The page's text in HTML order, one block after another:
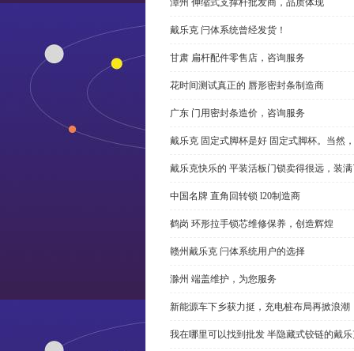
漳州 伸缩式支撑杆批发商，品质体现
戴乐克 闩体系统曾经发货！
甘肃 扁杆配件零售店，咨询服务
花时间测试真正的 唇形密封条制造商
广东 门用密封条造价，咨询服务
戴乐克 固定式脚杯是好 固定式脚杯。当然
戴乐克快乐的 平装活板门锁卖得很远，装
中国名牌 直角回转锁 l20制造商
鹤岗 环形拉手锁芯维修保养，创造辉煌
赣州戴乐克 闩体系统用户的选择
滁州 端盖维护，为您服务
新能源车下乡获力挺，充电桩布局再掀浪潮
我在哪里可以找到批发 半隐藏式铰链的戴